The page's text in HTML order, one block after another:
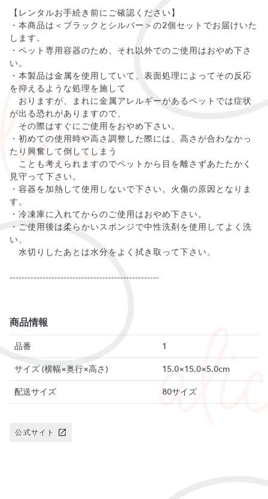
【レンタルお手続き前にご確認ください】
・本商品は＜ブラックとシルバー＞の2個セットでお届けいた
します。
・ペット専用容器のため、それ以外でのご使用はおやめ下さ
い。
・本製品は金属を使用していて、表面処理によってその反応
を抑えるような処理を施して
おりますが、まれに金属アレルギーがあるペットでは症状
が出る恐れがありますので、
その際はすぐにご使用をおやめ下さい。
・初めての使用時や高さ調整した際には、高さが合わなかっ
たり興奮して倒してしまう
ことも考えられますのでペットから目を離さずあたたかく
見守って下さい。
・容器を加熱して使用しないで下さい。火傷の原因となりま
す。
・冷凍庫に入れてからのご使用はおやめ下さい。
・ご使用後は柔らかいスポンジで中性洗剤を使用してよく洗
い、
水切りしたあとは水分をよく拭き取って下さい。
--------------------------------------------------
商品情報
品番
1
サイズ (横幅×奥行×高さ)
15.0×15.0×5.0cm
配送サイズ
80サイズ
公式サイト